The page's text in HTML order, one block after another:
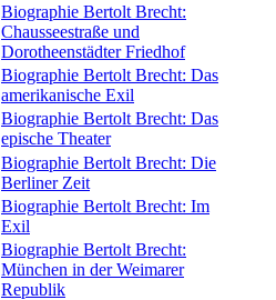
Biographie Bertolt Brecht:
Chausseestraße und
Dorotheenstädter Friedhof
Biographie Bertolt Brecht: Das
amerikanische Exil
Biographie Bertolt Brecht: Das
epische Theater
Biographie Bertolt Brecht: Die
Berliner Zeit
Biographie Bertolt Brecht: Im
Exil
Biographie Bertolt Brecht:
München in der Weimarer
Republik